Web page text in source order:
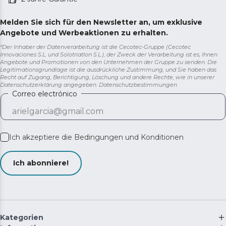
Melden Sie sich für den Newsletter an, um exklusive
Angebote und Werbeaktionen zu erhalten.
*Der Inhaber der Datenverarbeitung ist die Cecotec-Gruppe (Cecotec
Innovaciones S.L. und Solotriatlon S.L.), der Zweck der Verarbeitung ist es, Ihnen
Angebote und Promotionen von den Unternehmen der Gruppe zu senden. Die
Legitimationsgrundlage ist die ausdrückliche Zustimmung, und Sie haben das
Recht auf Zugang, Berichtigung, Löschung und andere Rechte, wie in unserer
Datenschutzerklärung angegeben. Datenschutzbestimmungen
Correo electrónico
Ich akzeptiere die Bedingungen und Konditionen
Ich abonniere!
Kategorien